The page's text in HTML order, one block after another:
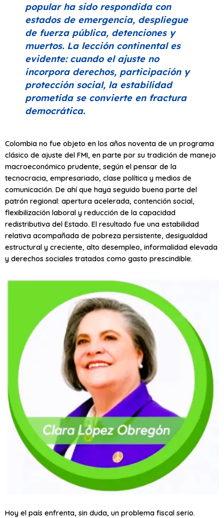
popular ha sido respondida con
estados de emergencia, despliegue
de fuerza pública, detenciones y
muertos. La lección continental es
evidente: cuando el ajuste no
incorpora derechos, participación y
protección social, la estabilidad
prometida se convierte en fractura
democrática.
Colombia no fue objeto en los años noventa de un programa
clásico de ajuste del FMI, en parte por su tradición de manejo
macroeconómico prudente, según el pensar de la
tecnocracia, empresariado, clase política y medios de
comunicación. De ahí que haya seguido buena parte del
patrón regional: apertura acelerada, contención social,
flexibilización laboral y reducción de la capacidad
redistributiva del Estado. El resultado fue una estabilidad
relativa acompañada de pobreza persistente, desigualdad
estructural y creciente, alto desempleo, informalidad elevada
y derechos sociales tratados como gasto prescindible.
Hoy el país enfrenta, sin duda, un problema fiscal serio.